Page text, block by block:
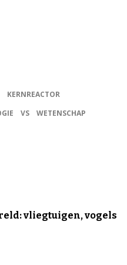
KERNREACTOR
VS WETENSCHAP
vliegtuigen, vogels